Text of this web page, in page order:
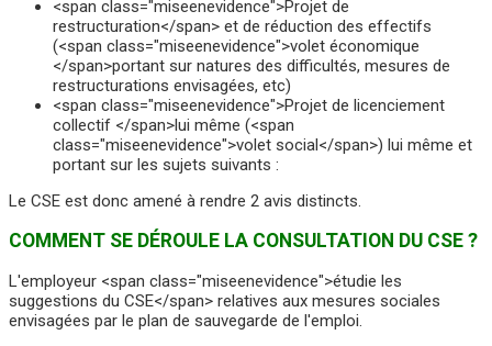
<span class="miseenevidence">Projet de
restructuration</span> et de réduction des effectifs
(<span class="miseenevidence">volet économique
</span>portant sur natures des difficultés, mesures de
restructurations envisagées, etc)
<span class="miseenevidence">Projet de licenciement
collectif </span>lui même (<span
class="miseenevidence">volet social</span>) lui même et
portant sur les sujets suivants :
Le CSE est donc amené à rendre 2 avis distincts.
COMMENT SE DÉROULE LA CONSULTATION DU CSE ?
L'employeur <span class="miseenevidence">étudie les
suggestions du CSE</span> relatives aux mesures sociales
envisagées par le plan de sauvegarde de l'emploi.